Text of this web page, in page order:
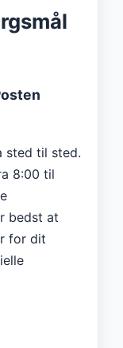
sted til sted.
8:00 til
bedst at
for dit